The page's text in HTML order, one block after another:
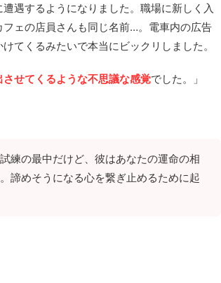
遇するようになりました。職場に新しく入
ェの店員さんも同じ名前…。電車内の広告
てくるみたいで本当にビックリしました。
せてくるような不思議な感覚でした。」
練の最中だけど、彼はあなたの運命の相
諦めそうになる心を繋ぎ止めるために起